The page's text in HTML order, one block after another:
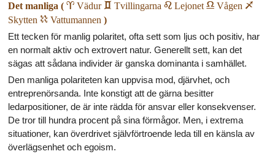
Det manliga ( a Vädur c Tvillingarna e Lejonet g Vågen i
Skytten k Vattumannen )
Ett tecken för manlig polaritet, ofta sett som ljus och positiv, har
en normalt aktiv och extrovert natur. Generellt sett, kan det
sägas att sådana individer är ganska dominanta i samhället.
Den manliga polariteten kan uppvisa mod, djärvhet, och
entreprenörsanda. Inte konstigt att de gärna besitter
ledarpositioner, de är inte rädda för ansvar eller konsekvenser.
De tror till hundra procent på sina förmågor. Men, i extrema
situationer, kan överdrivet självförtroende leda till en känsla av
överlägsenhet och egoism.